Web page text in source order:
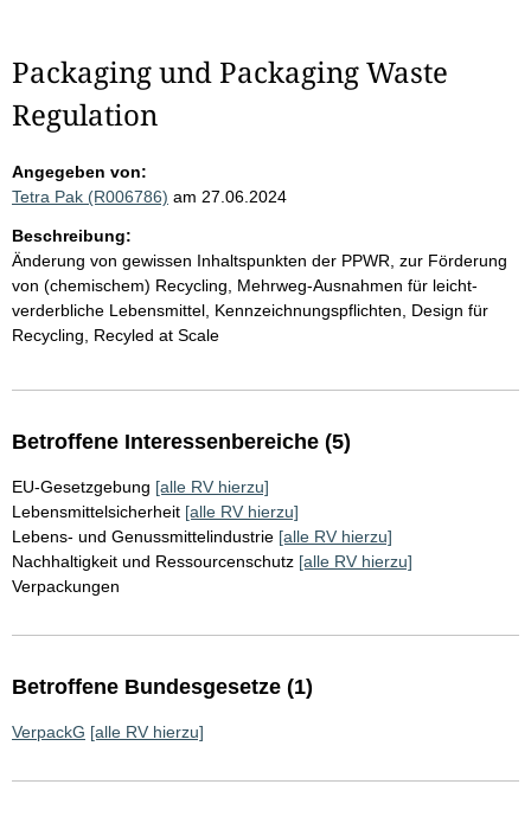
Packaging und Packaging Waste
Regulation
Angegeben von:
Tetra Pak (R006786) am 27.06.2024
Beschreibung:
Änderung von gewissen Inhaltspunkten der PPWR, zur Förderung
von (chemischem) Recycling, Mehrweg-Ausnahmen für leicht-
verderbliche Lebensmittel, Kennzeichnungspflichten, Design für
Recycling, Recyled at Scale
Betroffene Interessenbereiche (5)
EU-Gesetzgebung [alle RV hierzu]
Lebensmittelsicherheit [alle RV hierzu]
Lebens- und Genussmittelindustrie [alle RV hierzu]
Nachhaltigkeit und Ressourcenschutz [alle RV hierzu]
Verpackungen
Betroffene Bundesgesetze (1)
VerpackG [alle RV hierzu]